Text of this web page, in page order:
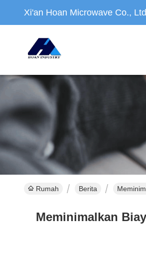
Xi'an Hoan Microwave Co.,
Rumah Berita
Meminimalkan